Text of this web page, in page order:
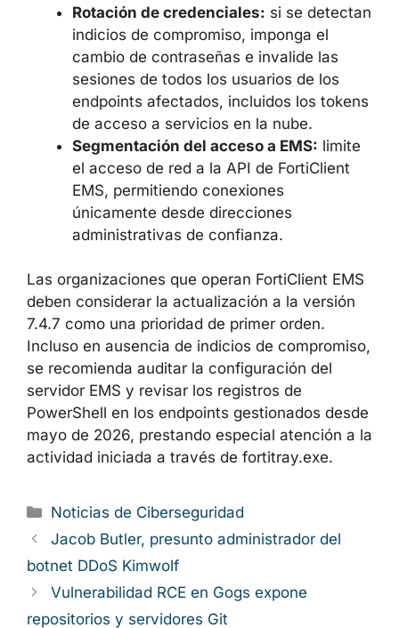
ejecución de PowerShell en los
endpoints gestionados para identificar
comandos codificados en Base64
iniciados a través de fortitray.exe o
cmd.exe.
Rotación de credenciales:si se
detectan indicios de compromiso,
imponga el cambio de contraseñas e
invalide las sesiones de todos los
usuarios de los endpoints afectados,
incluidos los tokens de acceso a
Segmentación del acceso a EMS:
limite el acceso de red a la API de
FortiClient EMS, permitiendo
conexiones únicamente desde
direcciones administrativas de
confianza.
Las organizaciones que operan FortiClient
EMS deben considerar la actualización a la
orden. Incluso en ausencia de indicios de
compromiso, se recomienda auditar la
configuración del servidor EMS y revisar los
registros de PowerShell en los endpoints
gestionados desde mayo de 2026, prestando
especial atención a la actividad iniciada a